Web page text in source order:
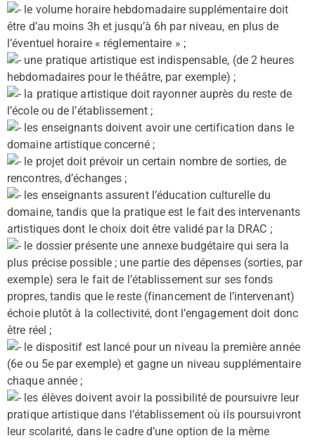
le volume horaire hebdomadaire supplémentaire doit
être d’au moins 3h et jusqu’à 6h par niveau, en plus de
l’éventuel horaire « réglementaire » ;
une pratique artistique est indispensable, (de 2 heures
hebdomadaires pour le théâtre, par exemple) ;
la pratique artistique doit rayonner auprès du reste de
l’école ou de l’établissement ;
les enseignants doivent avoir une certification dans le
domaine artistique concerné ;
le projet doit prévoir un certain nombre de sorties, de
rencontres, d’échanges ;
les enseignants assurent l’éducation culturelle du
domaine, tandis que la pratique est le fait des intervenants
artistiques dont le choix doit être validé par la DRAC ;
le dossier présente une annexe budgétaire qui sera la
plus précise possible ; une partie des dépenses (sorties, par
exemple) sera le fait de l’établissement sur ses fonds
propres, tandis que le reste (financement de l’intervenant)
échoie plutôt à la collectivité, dont l’engagement doit donc
être réel ;
le dispositif est lancé pour un niveau la première année
(6e ou 5e par exemple) et gagne un niveau supplémentaire
chaque année ;
les élèves doivent avoir la possibilité de poursuivre leur
pratique artistique dans l’établissement où ils poursuivront
leur scolarité, dans le cadre d’une option de la même